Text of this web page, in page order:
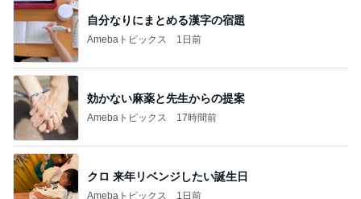
自分なりにまとめる漢字の宿題
Amebaトピックス 1日前
効かない麻薬と先生からの提案
Amebaトピックス 17時間前
クロ 来年リベンジしたい誕生日
Amebaトピックス 1日前